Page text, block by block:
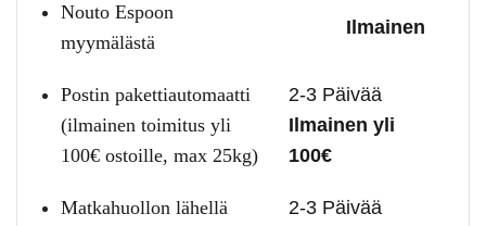
Nouto Espoon
myymälästä
Ilmainen
Postin pakettiautomaatti
(ilmainen toimitus yli
100€ ostoille, max 25kg)
2-3 Päivää
Ilmainen yli
100€
Matkahuollon lähellä
2-3 Päivää